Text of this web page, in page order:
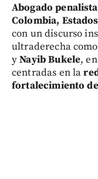
Abogado
Colombia,
con un discurso
ultraderecha
yNayib Bukele,
centradas en la
fortalecimiento